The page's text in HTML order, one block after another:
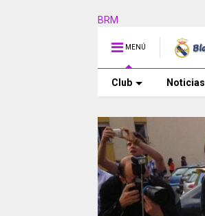
BRM
MENÚ
Club Noticias